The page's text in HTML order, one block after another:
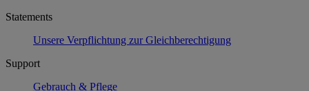
Statements
Unsere Verpflichtung zur Gleichberechtigung
Support
Gebrauch & Pflege